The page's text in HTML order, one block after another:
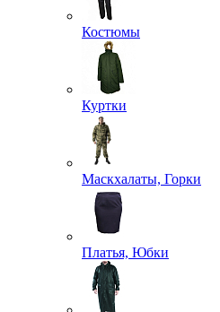
Костюмы
Куртки
Маскхалаты, Горки
Платья, Юбки